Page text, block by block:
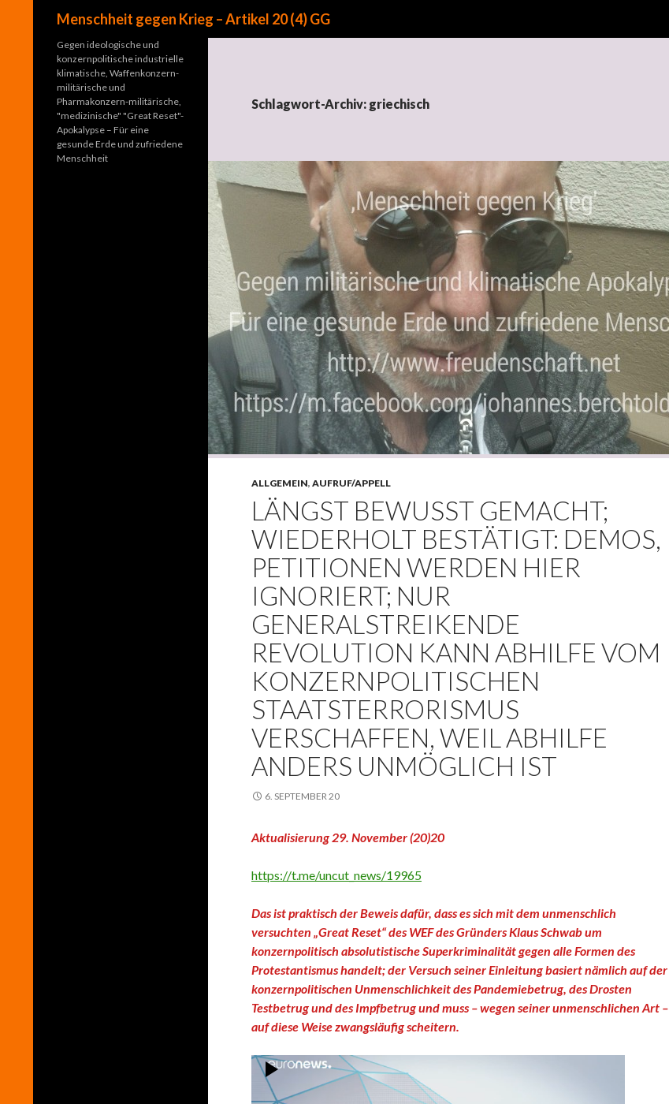
Menschheit gegen Krieg – Artikel 20 (4) GG
Schlagwort-Archiv: griechisch
ALLGEMEIN, AUFRUF/APPELL
LÄNGST BEWUSST GEMACHT;
WIEDERHOLT BESTÄTIGT: DEMOS,
PETITIONEN WERDEN HIER
IGNORIERT; NUR
GENERALSTREIKENDE
REVOLUTION KANN ABHILFE VOM
KONZERNPOLITISCHEN
STAATSTERRORISMUS
VERSCHAFFEN, WEIL ABHILFE
ANDERS UNMÖGLICH IST
6. SEPTEMBER 20
Aktualisierung 29. November (20)20
https://t.me/uncut_news/19965
Das ist praktisch der Beweis dafür, dass es sich mit dem unmenschlich
versuchten „Great Reset“ des WEF des Gründers Klaus Schwab um
konzernpolitisch absolutistische Superkriminalität gegen alle Formen des
Protestantismus handelt; der Versuch seiner Einleitung basiert nämlich auf der
konzernpolitischen Unmenschlichkeit des Pandemiebetrug, des Drosten
Testbetrug und des Impfbetrug und muss – wegen seiner unmenschlichen Art –
auf diese Weise zwangsläufig scheitern.
Video-
Player
Gegen ideologische und
konzernpolitische industrielle
klimatische, Waffenkonzern-
militärische und
Pharmakonzern-militärische,
"medizinische" "Great Reset"-
Apokalypse – Für eine
gesunde Erde und zufriedene
Menschheit